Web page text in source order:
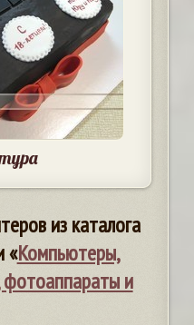
из каталога
«Компьютеры,
и